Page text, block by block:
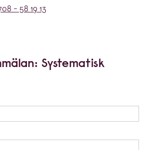
- 58 19 13
Systematisk